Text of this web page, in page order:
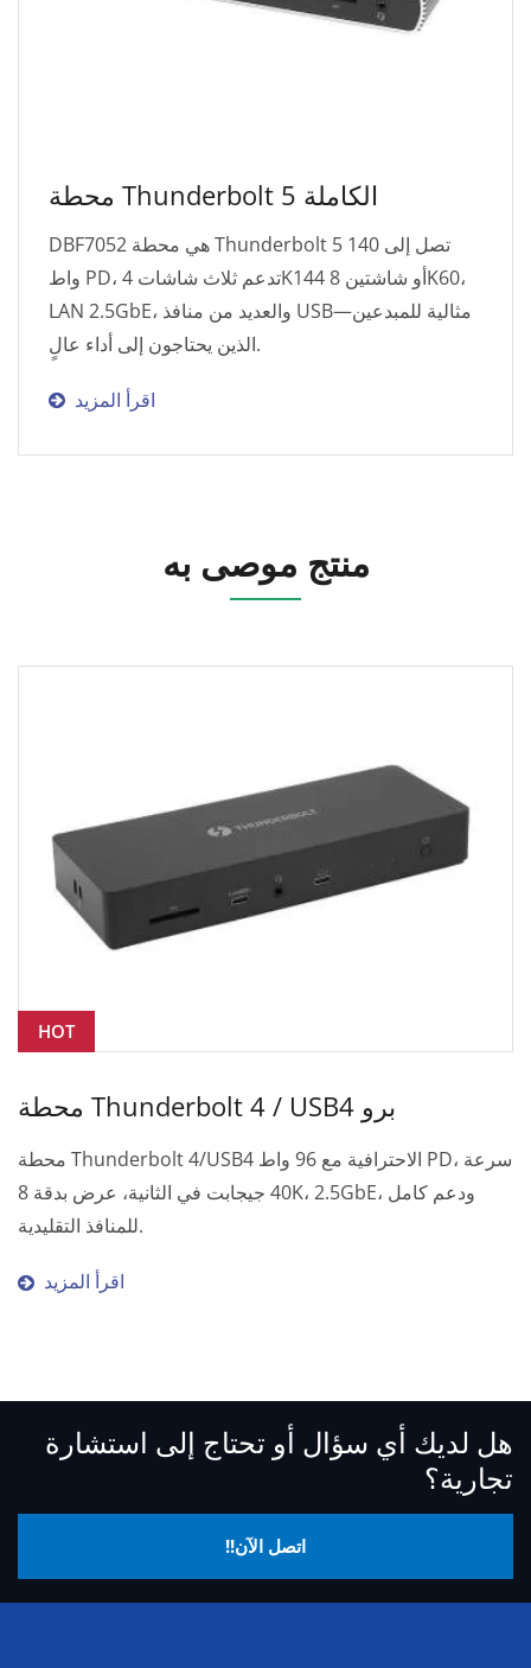
محطة Thunderbolt 5 الكاملة
DBF7052 هي محطة Thunderbolt 5 تصل إلى 140
واط PD، تدعم ثلاث شاشات 4K144 أو شاشتين 8K60،
LAN 2.5GbE، والعديد من منافذ USB—مثالية للمبدعين
الذين يحتاجون إلى أداء عالٍ.
اقرأ المزيد
منتج موصى به
محطة Thunderbolt 4 / USB4 برو
محطة DUK6850 تتيح لجهازي كمبيوتر محمول مشاركة شاشات
4K، والطاقة (130W)، وأجهزة USB، والمدخلات - مثالية لعقد
هل لديك أي سؤال أو تحتاج إلى استشارة
تجارية؟
اتصل الآن!!